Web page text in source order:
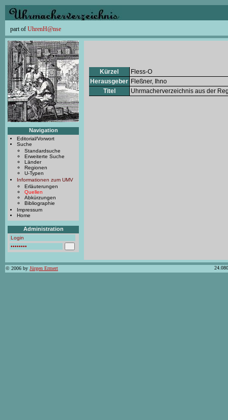
part of UhrenH@nse
Navigation
Editorial/Vorwort
Suche
Standardsuche
Erweiterte Suche
Länder
Regionen
U-Typen
Informationen zum UMV
Erläuterungen
Quellen
Abkürzungen
Bibliographie
Impressum
Home
Administration
Kürzel
Fless-O
Herausgeber Fleßner, Ihno
Titel
Uhrmacherverzeichnis aus der
© 2006 by Jürgen Ermert